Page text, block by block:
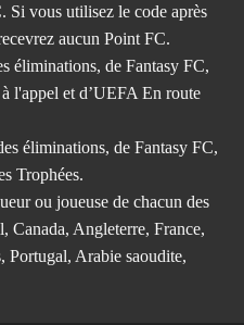
Si vous utilisez le code après
aucun Point FC.
éliminations, de Fantasy FC,
l'appel et d’UEFA En route
éliminations, de Fantasy FC,
Trophées.
ou joueuse de chacun des
Canada, Angleterre, France,
Portugal, Arabie saoudite,